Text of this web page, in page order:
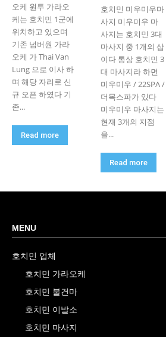
오케 원투 가라오
케는 호치민 1군에
위치하고 있으며
기존 넘버원 가라
오케 가 Thai Van
Lung 으로 이사 하
며 해당 자리로 신
규 오픈 하였다 기
존...
Read more
호치민 미우미우마
사지 미우미우 마
사지는 호치민 3대
마사지 중 1개의 샵
이다 통상 호치민 3
대 마사지라 하면
미우미우 / 22SPA /
더목스파가 있다
미우미우 마사지는
현재 3개의 지점
을...
Read more
MENU
호치민 업체
호치민 가라오케
호치민 불건마
호치민 이발소
호치민 마사지